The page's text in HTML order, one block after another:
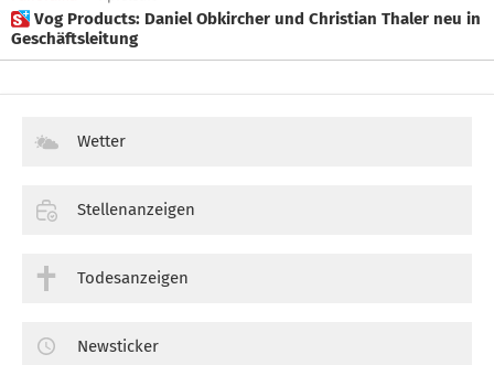
 Vog Products: Daniel Obkircher und Christian Thaler neu in
Geschäftsleitung
Wetter
Stellenanzeigen
Todesanzeigen
Newsticker